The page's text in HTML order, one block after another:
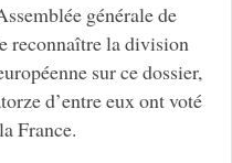
générale de
reconnaître la division
sur ce dossier,
d’entre eux ont voté
France.